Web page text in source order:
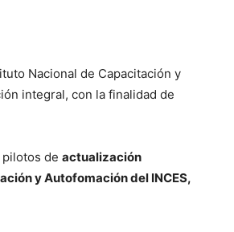
Nacional de Capacitación y
integral, con la finalidad de
de actualización
y Autofomación del INCES,